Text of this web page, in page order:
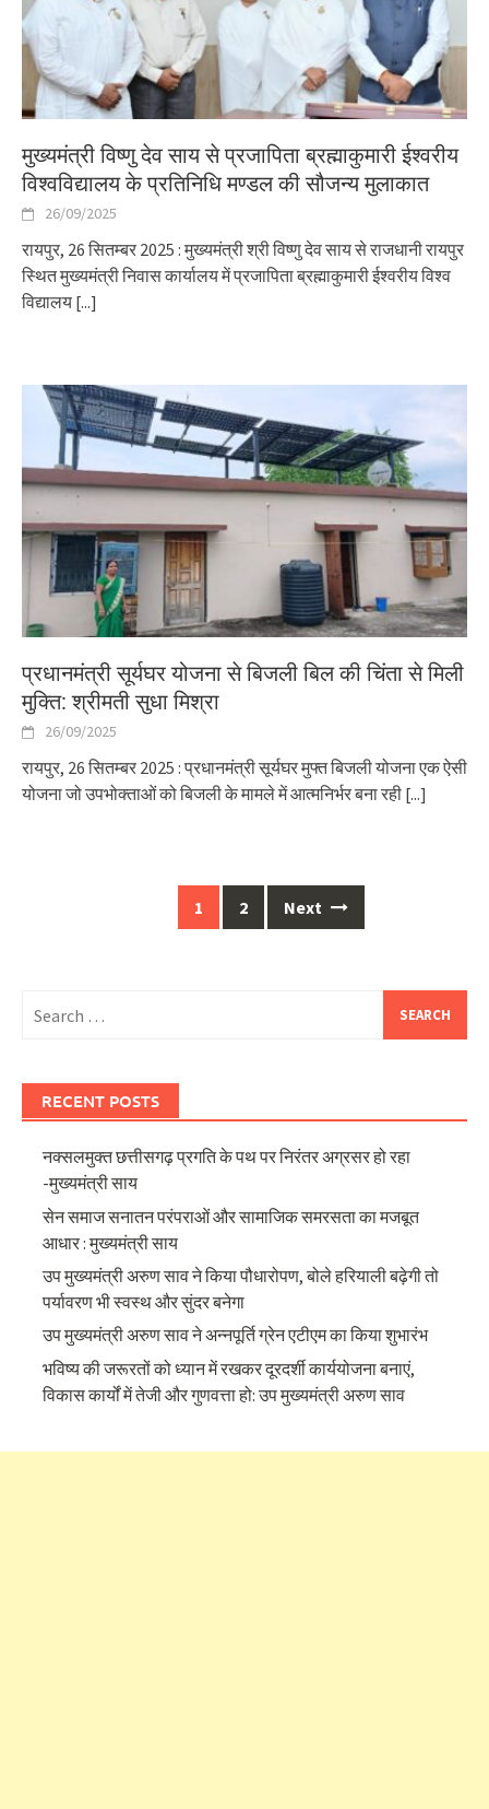
मुख्यमंत्री विष्णु देव साय से प्रजापिता ब्रह्माकुमारी ईश्वरीय
विश्वविद्यालय के प्रतिनिधि मण्डल की सौजन्य मुलाकात
26/09/2025
रायपुर, 26 सितम्बर 2025 : मुख्यमंत्री श्री विष्णु देव साय से राजधानी रायपुर
स्थित मुख्यमंत्री निवास कार्यालय में प्रजापिता ब्रह्माकुमारी ईश्वरीय विश्व
विद्यालय [...]
प्रधानमंत्री सूर्यघर योजना से बिजली बिल की चिंता से मिली
मुक्ति: श्रीमती सुधा मिश्रा
26/09/2025
रायपुर, 26 सितम्बर 2025 : प्रधानमंत्री सूर्यघर मुफ्त बिजली योजना एक ऐसी
योजना जो उपभोक्ताओं को बिजली के मामले में आत्मनिर्भर बना रही [...]
1 2 Next
for:
RECENT POSTS
नक्सलमुक्त छत्तीसगढ़ प्रगति के पथ पर निरंतर अग्रसर हो रहा
-मुख्यमंत्री साय
सेन समाज सनातन परंपराओं और सामाजिक समरसता का मजबूत
आधार : मुख्यमंत्री साय
उप मुख्यमंत्री अरुण साव ने किया पौधारोपण, बोले हरियाली बढ़ेगी तो
पर्यावरण भी स्वस्थ और सुंदर बनेगा
उप मुख्यमंत्री अरुण साव ने अन्नपूर्ति ग्रेन एटीएम का किया शुभारंभ
भविष्य की जरूरतों को ध्यान में रखकर दूरदर्शी कार्ययोजना बनाएं,
विकास कार्यों में तेजी और गुणवत्ता हो: उप मुख्यमंत्री अरुण साव